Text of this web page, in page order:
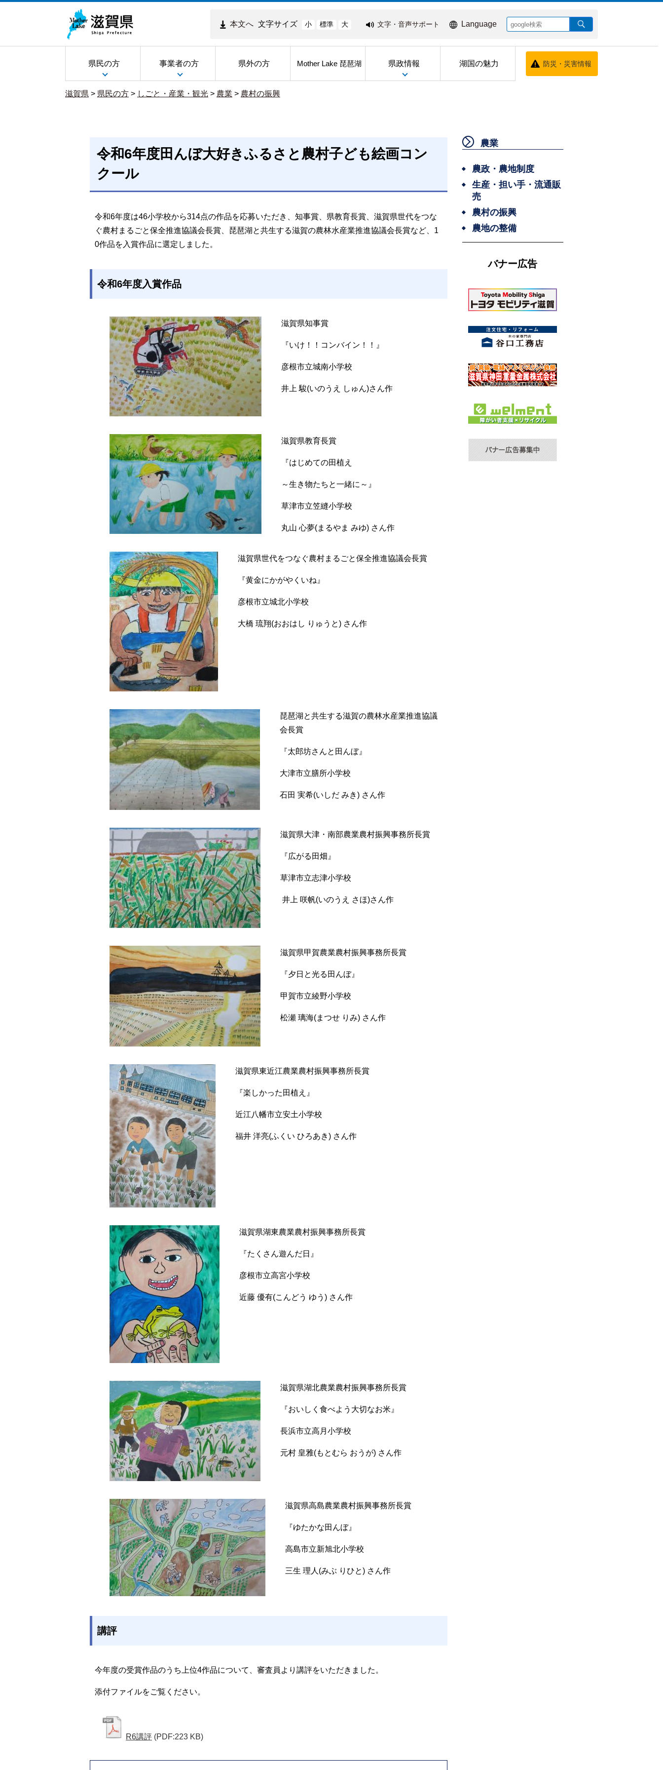
本文へ 文字サイズ 小 標準 大 文字・音声サポート Language
県民の方 事業者の方 県外の方 Mother Lake 琵琶湖 県政情報 湖国の魅力 防災・災害情報
滋賀県 > 県民の方 > しごと・産業・観光 > 農業 > 農村の振興
令和6年度田んぼ大好きふるさと農村子ども絵画コン
クール
令和6年度は46小学校から314点の作品を応募いただき、知事賞、県教育長賞、滋賀県世代をつな
ぐ農村まるごと保全推進協議会長賞、琵琶湖と共生する滋賀の農林水産業推進協議会長賞など、1
0作品を入賞作品に選定しました。
令和6年度入賞作品
滋賀県知事賞
『いけ！！コンバイン！！』
彦根市立城南小学校
井上 駿(いのうえ しゅん)さん作
滋賀県教育長賞
『はじめての田植え
～生き物たちと一緒に～』
草津市立笠縫小学校
丸山 心夢(まるやま みゆ) さん作
滋賀県世代をつなぐ農村まるごと保全推進協議会長賞
『黄金にかがやくいね』
彦根市立城北小学校
大橋 琉翔(おおはし りゅうと) さん作
琵琶湖と共生する滋賀の農林水産業推進協議
会長賞
『太郎坊さんと田んぼ』
大津市立膳所小学校
石田 実希(いしだ みき) さん作
滋賀県大津・南部農業農村振興事務所長賞
『広がる田畑』
草津市立志津小学校
井上 咲帆(いのうえ さほ)さん作
滋賀県甲賀農業農村振興事務所長賞
『夕日と光る田んぼ』
甲賀市立綾野小学校
松瀬 璃海(まつせ りみ) さん作
滋賀県東近江農業農村振興事務所長賞
『楽しかった田植え』
近江八幡市立安土小学校
福井 洋亮(ふくい ひろあき) さん作
滋賀県湖東農業農村振興事務所長賞
『たくさん遊んだ日』
彦根市立高宮小学校
近藤 優有(こんどう ゆう) さん作
滋賀県湖北農業農村振興事務所長賞
『おいしく食べよう大切なお米』
長浜市立高月小学校
元村 皇雅(もとむら おうが) さん作
滋賀県高島農業農村振興事務所長賞
『ゆたかな田んぼ』
高島市立新旭北小学校
三生 理人(みぶ りひと) さん作
講評
今年度の受賞作品のうち上位4作品について、審査員より講評をいただきました。
添付ファイルをご覧ください。
R6講評 (PDF:223 KB)
農業
農政・農地制度
生産・担い手・流通販
売
農村の振興
農地の整備
バナー広告